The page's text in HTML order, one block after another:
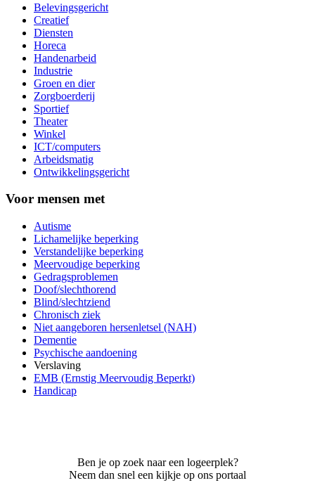
Belevingsgericht
Creatief
Diensten
Horeca
Handenarbeid
Industrie
Groen en dier
Zorgboerderij
Sportief
Theater
Winkel
ICT/computers
Arbeidsmatig
Ontwikkelingsgericht
Voor mensen met
Autisme
Lichamelijke beperking
Verstandelijke beperking
Meervoudige beperking
Gedragsproblemen
Doof/slechthorend
Blind/slechtziend
Chronisch ziek
Niet aangeboren hersenletsel (NAH)
Dementie
Psychische aandoening
Verslaving
EMB (Ernstig Meervoudig Beperkt)
Handicap
Ben je op zoek naar een logeerplek?
Neem dan snel een kijkje op ons portaal